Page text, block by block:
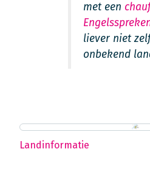
met een
liever niet
onbekend
Landinformatie